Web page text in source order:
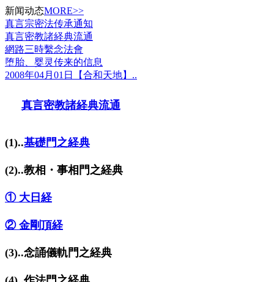
新闻动态MORE>>
真言宗密法传承通知
真言密教諸経典流通
網路三時繫念法會
堕胎、婴灵传来的信息
2008年04月01日【合和天地】..
真言密教諸経典流通
(1)..基礎門之経典
(2)..教相・事相門之経典
① 大日経
② 金剛頂経
(3)..念誦儀軌門之経典